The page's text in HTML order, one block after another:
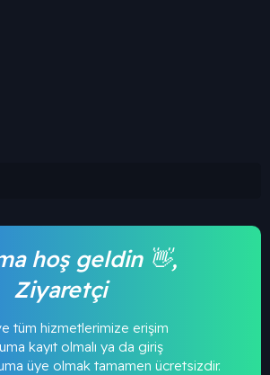
hoş geldin 👋,
Ziyaretçi
tüm hizmetlerimize erişim
kayıt olmalı ya da giriş
üye olmak tamamen ücretsizdir.